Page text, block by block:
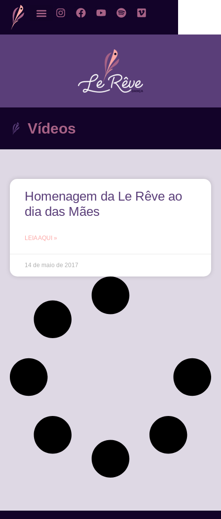
Vídeos
Homenagem da Le Rêve ao
dia das Mães
LEIA AQUI »
14 de maio de 2017